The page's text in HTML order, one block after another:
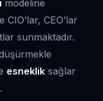
modeline
CEO’lar
sunmaktadır.
esneklik sağlar